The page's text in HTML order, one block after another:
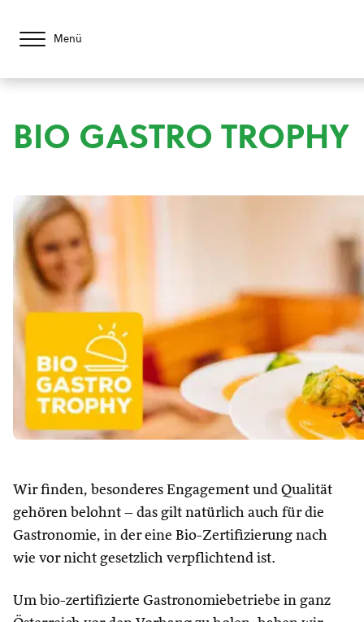
Menü
BIO GASTRO TROPHY
Wir finden, besonderes Engagement und Qualität
gehören belohnt – das gilt natürlich auch für die
Gastronomie, in der eine Bio-Zertifizierung nach
wie vor nicht gesetzlich verpflichtend ist.
Um bio-zertifizierte Gastronomiebetriebe in ganz